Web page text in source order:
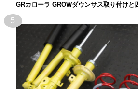
GRカローラ GROWダウンサス取り付けと
5